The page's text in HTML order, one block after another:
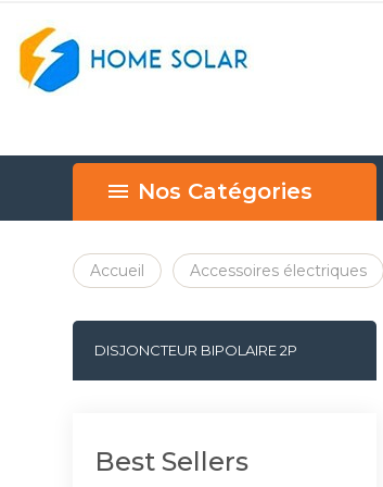
Nos Catégories
Accueil Accessoires électriques
DISJONCTEUR BIPOLAIRE 2P
Best Sellers